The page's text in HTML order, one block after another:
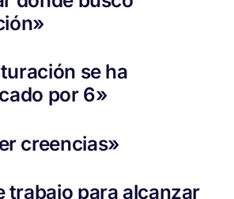
se ha
por 6»
creencias»
trabajo para alcanzar